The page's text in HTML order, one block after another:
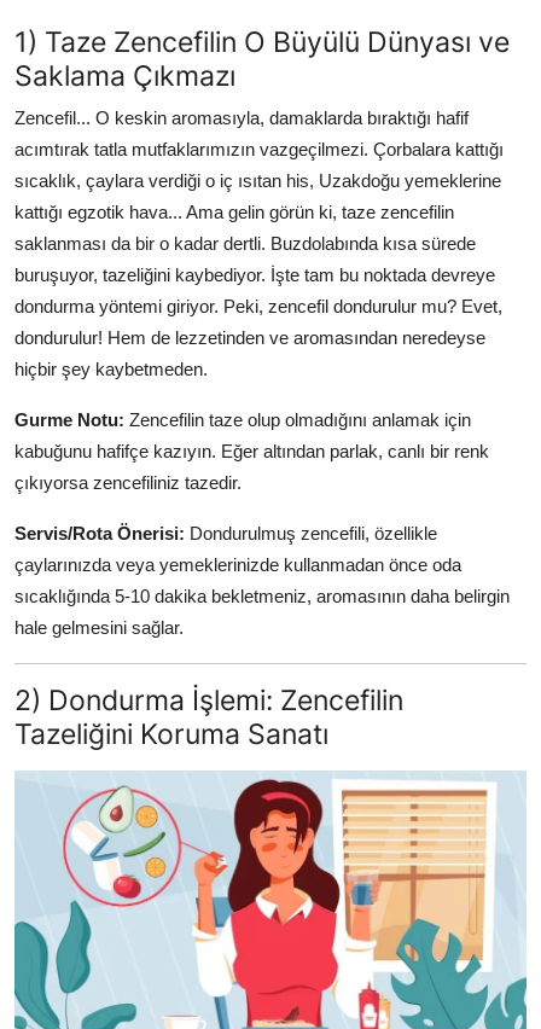
İçecek Kültürü & Rehberleri
Popüler Kültür & Mutfak Tarihi
Mutfak Temizliği & Pratik Bilgiler
Anne & Bebek Beslenmesi
Mutfak Sırları & Teknikler
Gıda Sözlüğü & Nedir?
Yemek Tarifleri & Menüler
1) Taze Zencefilin O Büyülü Dünyası ve
Saklama Çıkmazı
Zencefil... O keskin aromasıyla, damaklarda bıraktığı hafif
acımtırak tatla mutfaklarımızın vazgeçilmezi. Çorbalara kattığı
sıcaklık, çaylara verdiği o iç ısıtan his, Uzakdoğu yemeklerine
kattığı egzotik hava... Ama gelin görün ki, taze zencefilin
saklanması da bir o kadar dertli. Buzdolabında kısa sürede
buruşuyor, tazeliğini kaybediyor. İşte tam bu noktada devreye
dondurma yöntemi giriyor. Peki, zencefil dondurulur mu? Evet,
dondurulur! Hem de lezzetinden ve aromasından neredeyse
hiçbir şey kaybetmeden.
Gurme Notu: Zencefilin taze olup olmadığını anlamak için
kabuğunu hafifçe kazıyın. Eğer altından parlak, canlı bir renk
çıkıyorsa zencefiliniz tazedir.
Servis/Rota Önerisi: Dondurulmuş zencefili, özellikle
çaylarınızda veya yemeklerinizde kullanmadan önce oda
sıcaklığında 5-10 dakika bekletmeniz, aromasının daha belirgin
hale gelmesini sağlar.
2) Dondurma İşlemi: Zencefilin
Tazeliğini Koruma Sanatı